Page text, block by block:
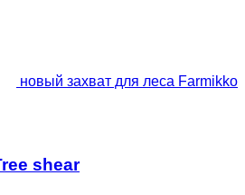
новый захват для леса Farmikko
shear